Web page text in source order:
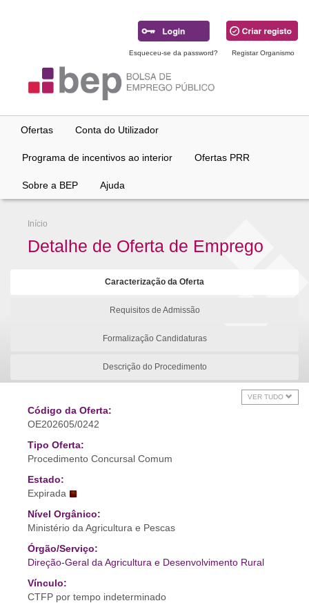
Esqueceu-se da password? Registar Organismo
Ofertas Conta do Utilizador
Programa de incentivos ao interior Ofertas PRR
Sobre a BEP Ajuda
Início
Detalhe de Oferta de Emprego
Caracterização da Oferta
Requisitos de Admissão
Formalização Candidaturas
Descrição do Procedimento
VER TUDO
Código da Oferta:
OE202605/0242
Tipo Oferta:
Procedimento Concursal Comum
Estado:
Expirada
Nível Orgânico:
Ministério da Agricultura e Pescas
Órgão/Serviço:
Direção-Geral da Agricultura e Desenvolvimento Rural
Vínculo:
CTFP por tempo indeterminado